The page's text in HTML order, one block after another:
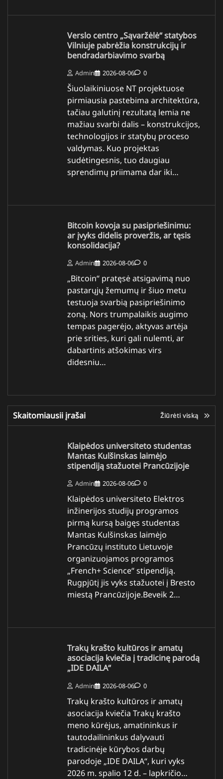
Verslo centro „Sąvaržėlė“ statybos
Vilniuje pabrėžia konstrukcijų ir
bendradarbiavimo svarbą
Admin 2026-08-06 0
Šiuolaikiniuose NT projektuose
pirmiausia pastebima architektūra,
tačiau galutinį rezultatą lemia ne
mažiau svarbi dalis – konstrukcijos,
technologijos ir statybų proceso
valdymas. Kuo projektas
sudėtingesnis, tuo daugiau
sprendimų priimama dar iki…
Bitcoin kovoja su pasipriešinimu:
ar įvyks didelis proveržis, ar tęsis
konsolidacija?
Admin 2026-08-06 0
„Bitcoin“ pratęsė atsigavimą nuo
pastarųjų žemumų ir šiuo metu
testuoja svarbią pasipriešinimo
zoną. Nors trumpalaikis augimo
tempas pagerėjo, aktyvas artėja
prie srities, kuri gali nulemti, ar
dabartinis atšokimas virs
didesniu…
Skaitomiausii įrašai Žiūrėti viską
Klaipėdos universiteto studentas
Mantas Kulšinskas laimėjo
stipendiją stažuotei Prancūzijoje
Admin 2026-08-06 0
Klaipėdos universiteto Elektros
inžinerijos studijų programos
pirmą kursą baigęs studentas
Mantas Kulšinskas laimėjo
Prancūzų instituto Lietuvoje
organizuojamos programos
„French+ Science“ stipendiją.
Rugpjūtį jis vyks stažuotei į Bresto
miestą Prancūzijoje.Beveik 2…
Trakų krašto kultūros ir amatų
asociacija kviečia į tradicinę parodą
„IDE DAILA“
Admin 2026-08-06 0
Trakų krašto kultūros ir amatų
asociacija kviečia Trakų krašto
meno kūrėjus, amatininkus ir
tautodailininkus dalyvauti
tradicinėje kūrybos darbų
parodoje „IDE DAILA“, kuri vyks
2026 m. spalio 12 d. – lapkričio…